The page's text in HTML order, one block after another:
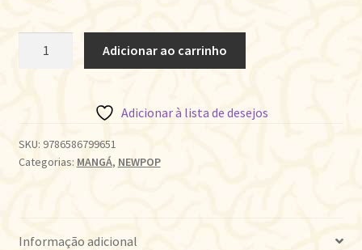
quantidade
Adicionar ao carrinho
Adicionar à lista de desejos
SKU: 9786586799651
Categorias: MANGÁ, NEWPOP
Informação adicional